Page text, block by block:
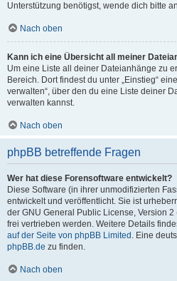
Unterstützung benötigst, wende dich bitte
Nach oben
Kann ich eine Übersicht all meiner
Um eine Liste all deiner Dateianhänge zu
Bereich. Dort findest du unter „Einstieg“
verwalten“, über den du eine Liste deiner
verwalten kannst.
Nach oben
phpBB betreffende Fragen
Wer hat diese Forensoftware entwickelt?
Diese Software (in ihrer unmodifizierten
entwickelt und veröffentlicht. Sie ist
der GNU General Public License, Version
frei vertrieben werden. Weitere Details
auf der Seite von phpBB Limited . Eine
phpBB.de zu finden.
Nach oben